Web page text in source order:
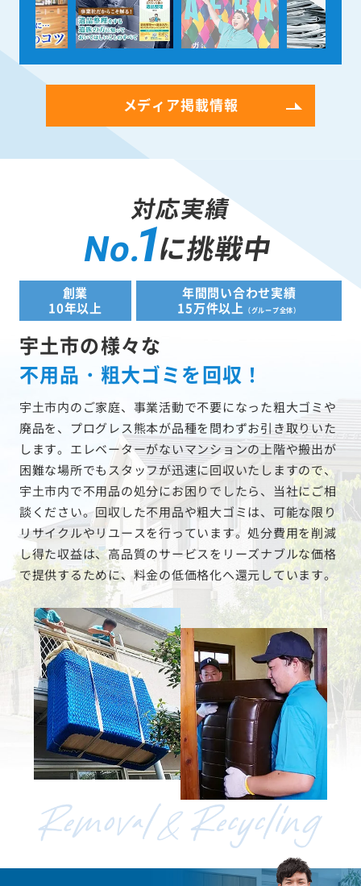
メディア掲載情報
対応実績
No.1に挑戦中
創業
10年以上
年間問い合わせ実績
15万件以上
（グループ全体）
宇土市の様々な
不用品・粗大ゴミを回収！
宇土市内のご家庭、事業活動で不要になった粗大ゴミや
廃品を、プログレス熊本が品種を問わずお引き取りいた
します。エレベーターがないマンションの上階や搬出が
困難な場所でもスタッフが迅速に回収いたしますので、
宇土市内で不用品の処分にお困りでしたら、当社にご相
談ください。回収した不用品や粗大ゴミは、可能な限り
リサイクルやリユースを行っています。処分費用を削減
し得た収益は、高品質のサービスをリーズナブルな価格
で提供するために、料金の低価格化へ還元しています。